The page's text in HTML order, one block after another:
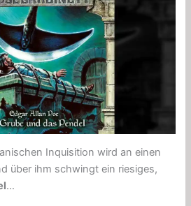
Inquisition wird an einen
über ihm schwingt ein riesiges,
…